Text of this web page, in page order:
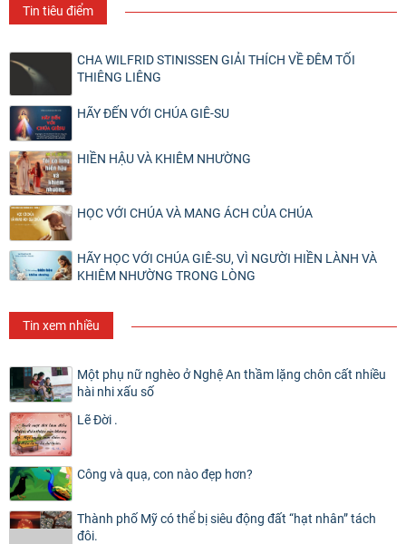
Tin tiêu điểm
CHA WILFRID STINISSEN GIẢI THÍCH VỀ ĐÊM TỐI
THIÊNG LIÊNG
HÃY ĐẾN VỚI CHÚA GIÊ-SU
HIỀN HẬU VÀ KHIÊM NHƯỜNG
HỌC VỚI CHÚA VÀ MANG ÁCH CỦA CHÚA
HÃY HỌC VỚI CHÚA GIÊ-SU, VÌ NGƯỜI HIỀN LÀNH VÀ
KHIÊM NHƯỜNG TRONG LÒNG
Tin xem nhiều
Một phụ nữ nghèo ở Nghệ An thầm lặng chôn cất nhiều
hài nhi xấu số
Lẽ Đời .
Công và quạ, con nào đẹp hơn?
Thành phố Mỹ có thể bị siêu động đất “hạt nhân” tách
đôi.